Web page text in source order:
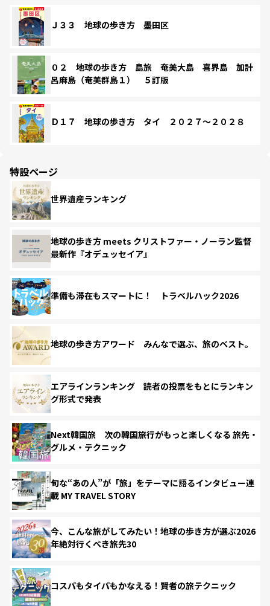
Ｊ３３ 地球の歩き方 墨田区
０２ 地球の歩き方 島旅 奄美大島 喜界島 加計
呂麻島（奄美群島１） ５訂版
Ｄ１７ 地球の歩き方 タイ ２０２７～２０２８
特設ページ
世界遺産ランキング
地球の歩き方 meets クリストファー・ノーラン監督
最新作『オデュッセイア』
準備も滞在もスマートに！ トラベルハック2026
地球の歩き方アワード みんなで選ぶ、旅のベスト。
エアラインランキング 読者の投票をもとにランキン
グ形式で発表
Next韓国旅 次の韓国旅行がもっと楽しくなる 旅先・
グルメ・テクニック
旬な“あの人”が「旅」をテーマに語るインタビュー連
載 MY TRAVEL STORY
今、こんな旅がしてみたい！地球の歩き方が選ぶ2026
年絶対行くべき旅先30
コスパもタイパもかなえる！賢者の旅テクニック